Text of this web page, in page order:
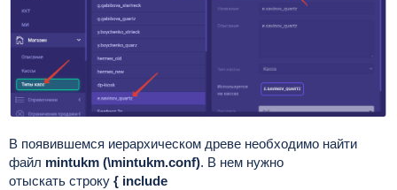
В появившемся иерархическом древе необходимо найти
файл mintukm (\mintukm.conf). В нем нужно
отыскать строку { include